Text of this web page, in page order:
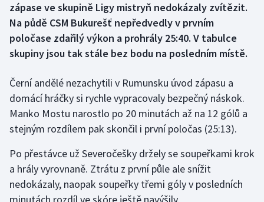
Curling
Futsal
Golf
Gymnastika
Házená
zápase ve skupině Ligy mistryň nedokázaly zvítězit.
Na půdě CSM Bukurešť nepředvedly v prvním
poločase zdařilý výkon a prohrály 25:40. V tabulce
skupiny jsou tak stále bez bodu na posledním místě.
Černí andělé nezachytili v Rumunsku úvod zápasu a
domácí hráčky si rychle vypracovaly bezpečný náskok.
Manko Mostu narostlo po 20 minutách až na 12 gólů a
stejným rozdílem pak skončil i první poločas (25:13).
Po přestávce už Severočešky držely se soupeřkami krok
a hrály vyrovnaně. Ztrátu z první půle ale snížit
nedokázaly, naopak soupeřky třemi góly v posledních